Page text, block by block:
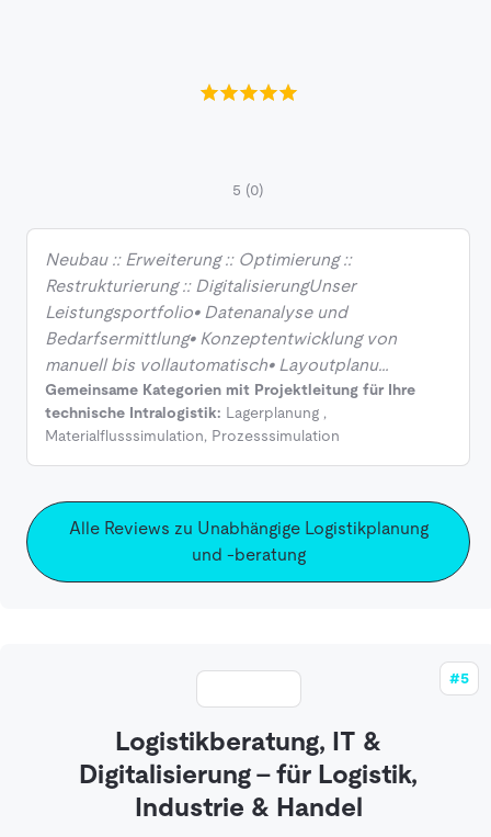
5 (0)
Neubau :: Erweiterung :: Optimierung ::
Restrukturierung :: DigitalisierungUnser
Leistungsportfolio• Datenanalyse und
Bedarfsermittlung• Konzeptentwicklung von
manuell bis vollautomatisch• Layoutplanu…
Gemeinsame Kategorien mit Projektleitung für Ihre
technische Intralogistik: Lagerplanung ,
Materialflusssimulation, Prozesssimulation
Alle Reviews zu Unabhängige Logistikplanung
und -beratung
#5
Logistikberatung, IT &
Digitalisierung - für Logistik,
Industrie & Handel